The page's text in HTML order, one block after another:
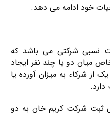
خود ادامه می دهد.
۱۸۳ ق.ت شرکت نسبی شرکتی می باشد که
میان دو یا چند نفر ایجاد
شرکاء به میزان آورده یا
ثبت شرکت کریم خان به دو